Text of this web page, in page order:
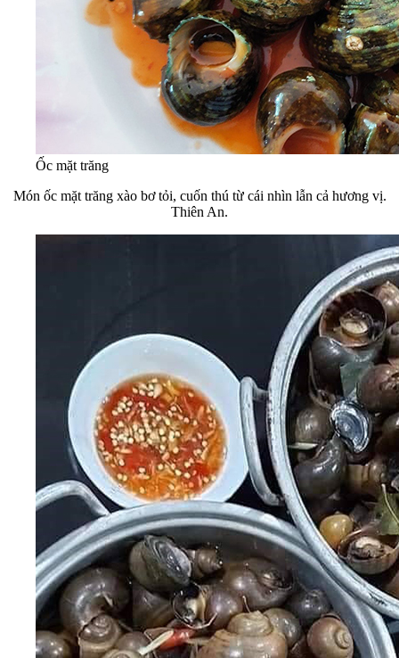
Ốc mặt trăng
Món ốc mặt trăng xào bơ tỏi, cuốn thú từ cái nhìn lẫn cả hương vị.
Thiên An.